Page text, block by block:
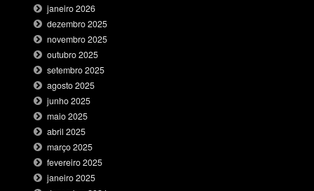
janeiro 2026
dezembro 2025
novembro 2025
outubro 2025
setembro 2025
agosto 2025
junho 2025
maio 2025
abril 2025
março 2025
fevereiro 2025
janeiro 2025